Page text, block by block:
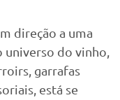
direção a uma
universo do vinho,
garrafas
está se